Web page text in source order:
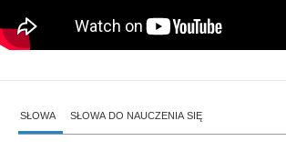
SŁOWA SŁOWA DO NAUCZENIA SIĘ